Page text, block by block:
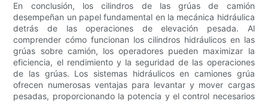
En conclusión, los cilindros de las grúas de camión
desempeñan un papel fundamental en la mecánica hidráulica
detrás de las operaciones de elevación pesada. Al
comprender cómo funcionan los cilindros hidráulicos en las
grúas sobre camión, los operadores pueden maximizar la
eficiencia, el rendimiento y la seguridad de las operaciones
de las grúas. Los sistemas hidráulicos en camiones grúa
ofrecen numerosas ventajas para levantar y mover cargas
pesadas, proporcionando la potencia y el control necesarios